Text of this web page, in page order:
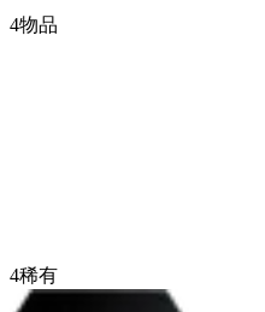
4物品
4稀有